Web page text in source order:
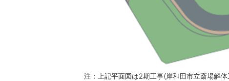
注：上記平面図は2期工事(岸和田市立斎場解